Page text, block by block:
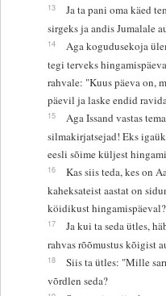
13
Ja ta pani oma käed
sirgeks ja andis Jumalale
14
Aga kogudusekoja
tegi terveks
rahvale: "Kuus päeva on,
päevil ja laske endid
15
Aga Issand vastas
silmakirjatsejad! Eks
eesli sõime küljest
16
Kas siis teda, kes on
kaheksateist aastat on
köidikust
17
Ja kui ta seda ütles,
rahvas rõõmustus kõigist
18
Siis ta ütles: "Mille
võrdlen seda?